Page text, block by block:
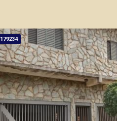
(16) 99799-9323
Corretor(a) Online
CORRETOR DE PLANTÃO
179234